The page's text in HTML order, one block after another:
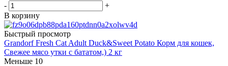
-
+
В корзину
Быстрый просмотр
Grandorf Fresh Cat Adult Duck&Sweet Potato Корм для кошек,
Свежее мясо утки с бататом,) 2 кг
Меньше 10